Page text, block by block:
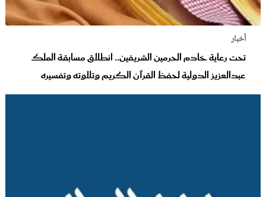
أخبار
تحت رعاية خادم الحرمين الشريفين.. انطلاق مسابقة الملك
عبدالعزيز الدولية لحفظ القرآن الكريم وتلاوته وتفسيره